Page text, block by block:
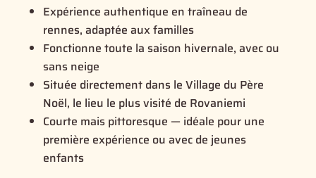
Expérience authentique en traîneau de
rennes, adaptée aux familles
Fonctionne toute la saison hivernale, avec ou
sans neige
Située directement dans le Village du Père
Noël, le lieu le plus visité de Rovaniemi
Courte mais pittoresque — idéale pour une
première expérience ou avec de jeunes
enfants